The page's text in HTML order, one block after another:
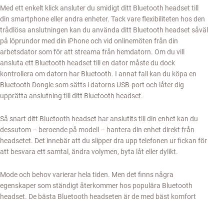
Med ett enkelt klick ansluter du smidigt ditt Bluetooth headset till
din smartphone eller andra enheter. Tack vare flexibiliteten hos den
trådlösa anslutningen kan du använda ditt Bluetooth headset såväl
på löprundor med din iPhone och vid onlinemöten från din
arbetsdator som för att streama från hemdatorn. Om du vill
ansluta ett Bluetooth headset till en dator måste du dock
kontrollera om datorn har Bluetooth. I annat fall kan du köpa en
Bluetooth Dongle som sätts i datorns USB-port och låter dig
upprätta anslutning till ditt Bluetooth headset.
Så snart ditt Bluetooth headset har anslutits till din enhet kan du
dessutom – beroende på modell – hantera din enhet direkt från
headsetet. Det innebär att du slipper dra upp telefonen ur fickan för
att besvara ett samtal, ändra volymen, byta låt eller dylikt.
Mode och behov varierar hela tiden. Men det finns några
egenskaper som ständigt återkommer hos populära Bluetooth
headset. De bästa Bluetooth headseten är de med bäst komfort